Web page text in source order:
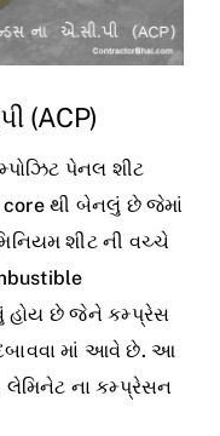
(ACP)
પેનલ શીટ
core થી બેનલું છે જેમાં
શીટ ની વચ્ચે
હોય છે જેને કમ્પ્રેસ
માં આવે છે. આ
લેમિનેટ ના કમ્પ્રેસન